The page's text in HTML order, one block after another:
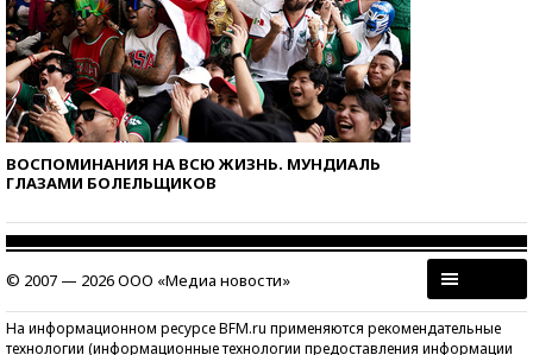
ВОСПОМИНАНИЯ НА ВСЮ ЖИЗНЬ. МУНДИАЛЬ
ГЛАЗАМИ БОЛЕЛЬЩИКОВ
© 2007 — 2026 ООО «Медиа новости»
На информационном ресурсе BFM.ru применяются рекомендательные
технологии (информационные технологии предоставления информации